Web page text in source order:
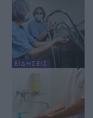
ΕΙΔΉΣΕΙΣ